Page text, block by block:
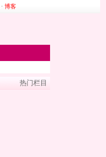
· 博客
热门栏目